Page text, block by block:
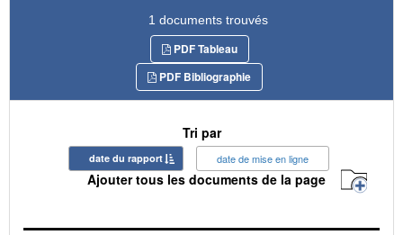
1 documents trouvés
PDF Tableau
PDF Bibliographie
Tri par
date du rapport date de mise en ligne
Ajouter tous les documents de la page